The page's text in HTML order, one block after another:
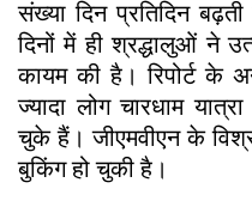
संख्या दिन प्रतिदिन
दिनों में ही श्रद्धालुओं ने
कायम की है। रिपोर्ट
ज्यादा लोग चारधाम
चुके हैं। जीएमवीएन के
बुकिंग हो चुकी है।